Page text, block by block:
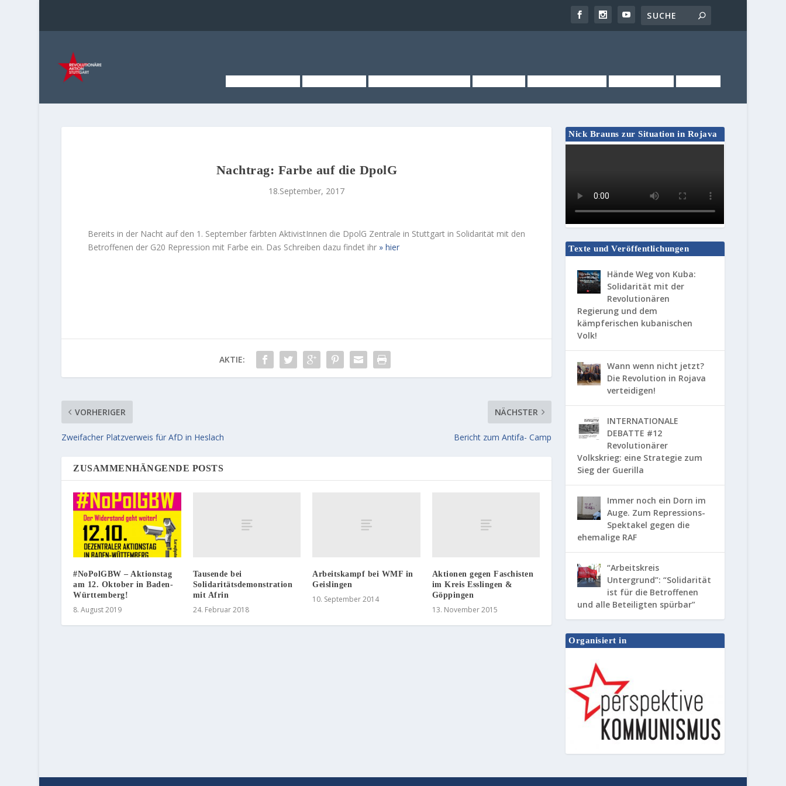
Nachtrag: Farbe auf die DpolG
18.September, 2017
Bereits in der Nacht auf den 1. September färbten AktivistInnen die DpolG Zentrale in Stuttgart in Solidarität mit den
Betroffenen der G20 Repression mit Farbe ein. Das Schreiben dazu findet ihr
hier
AKTIE:
VORHERIGER
Zweifacher Platzverweis für AfD in Heslach
NÄCHSTER
Bericht zum Antifa- Camp
ZUSAMMENHÄNGENDE POSTS
#NoPolGBW – Aktionstag
am 12. Oktober in Baden-
Württemberg!
8. August 2019
Tausende bei
Solidaritätsdemonstration
mit Afrin
24. Februar 2018
Arbeitskampf bei WMF in
Geislingen
10. September 2014
Aktionen gegen Faschisten
im Kreis Esslingen &
Göppingen
13. November 2015
Nick Brauns zur Situation in Rojava
Texte und Veröffentlichungen
Hände Weg von Kuba:
Solidarität mit der
Revolutionären
Regierung und dem
kämpferischen kubanischen
Volk!
Wann wenn nicht jetzt?
Die Revolution in Rojava
verteidigen!
INTERNATIONALE
DEBATTE #12
Revolutionärer
Volkskrieg: eine Strategie zum
Sieg der Guerilla
Immer noch ein Dorn im
Auge. Zum Repressions-
Spektakel gegen die
ehemalige RAF
“Arbeitskreis
Untergrund”: “Solidarität
ist für die Betroffenen
und alle Beteiligten spürbar”
Organisiert in